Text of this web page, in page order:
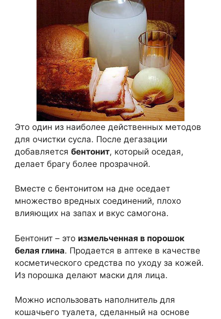
Это один из наиболее действенных методов
для очистки сусла. После дегазации
добавляется бентонит, который оседая,
делает брагу более прозрачной.
Вместе с бентонитом на дне оседает
множество вредных соединений, плохо
влияющих на запах и вкус самогона.
Бентонит – это измельченная в порошок
белая глина. Продается в аптеке в качестве
косметического средства по уходу за кожей.
Из порошка делают маски для лица.
Можно использовать наполнитель для
кошачьего туалета, сделанный на основе